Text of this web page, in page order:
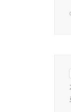
실
책
일
보